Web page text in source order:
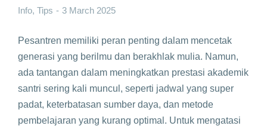
Info, Tips 3 March 2025
Pesantren memiliki peran penting dalam mencetak
generasi yang berilmu dan berakhlak mulia. Namun,
ada tantangan dalam meningkatkan prestasi akademik
santri sering kali muncul, seperti jadwal yang super
padat, keterbatasan sumber daya, dan metode
pembelajaran yang kurang optimal. Untuk mengatasi